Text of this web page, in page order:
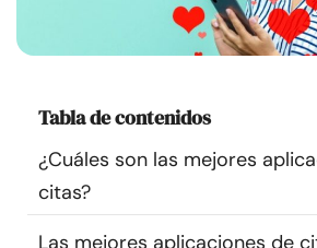
Cursos
Recursos
Comunidad
Tabla de contenidos
¿Cuáles son las mejores
citas?